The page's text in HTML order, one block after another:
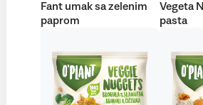
Fant umak sa zelenim
paprom
Vegeta
pasta